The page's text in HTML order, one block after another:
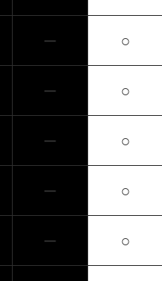
─ ○
─ ○
─ ○
─ ○
─ ○